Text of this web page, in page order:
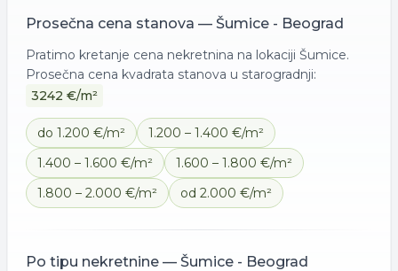
Prosečna cena stanova — Šumice - Beograd
Pratimo kretanje cena nekretnina na lokaciji Šumice.
Prosečna cena kvadrata stanova u starogradnji:
3242 €/m²
do 1.200 €/m²
1.200 – 1.400 €/m²
1.400 – 1.600 €/m²
1.600 – 1.800 €/m²
1.800 – 2.000 €/m²
od 2.000 €/m²
Po tipu nekretnine — Šumice - Beograd